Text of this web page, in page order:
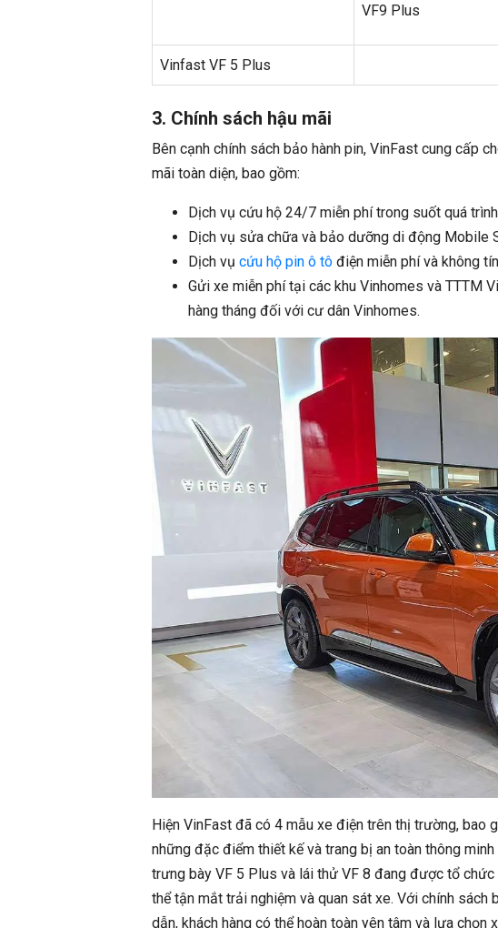
VF9 Plus
Vinfast VF 5 Plus
3. Chính sách hậu mãi
Bên cạnh chính sách bảo hành pin, VinFast cung cấp
mãi toàn diện, bao gồm:
Dịch vụ cứu hộ 24/7 miễn phí trong suốt quá
Dịch vụ sửa chữa và bảo dưỡng di động Mobile
Dịch vụ cứu hộ pin ô tô điện miễn phí và không
Gửi xe miễn phí tại các khu Vinhomes và TTTM
hàng tháng đối với cư dân Vinhomes.
Hiện VinFast đã có 4 mẫu xe điện trên thị trường, bao
những đặc điểm thiết kế và trang bị an toàn thông
trưng bày VF 5 Plus và lái thử VF 8 đang được tổ
thể tận mắt trải nghiệm và quan sát xe. Với chính
dẫn, khách hàng có thể hoàn toàn yên tâm và lựa